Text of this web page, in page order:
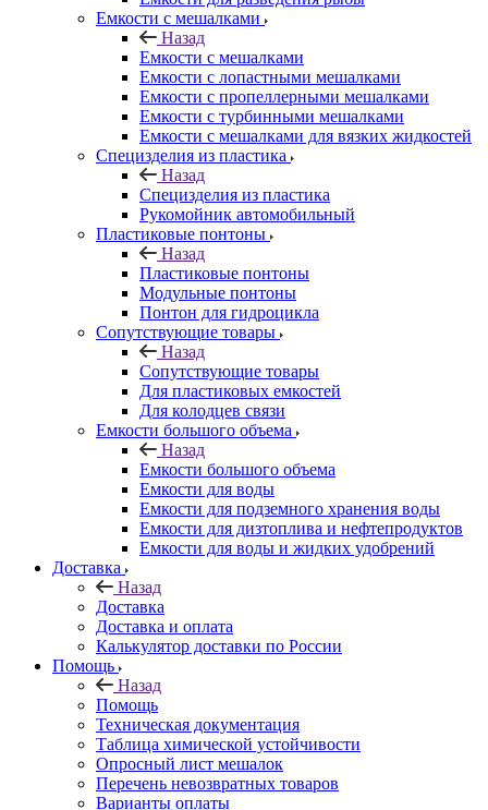
Емкости с мешалками
Назад
Емкости с мешалками
Емкости с лопастными мешалками
Емкости с пропеллерными мешалками
Емкости с турбинными мешалками
Емкости с мешалками для вязких жидкостей
Специзделия из пластика
Назад
Специзделия из пластика
Рукомойник автомобильный
Пластиковые понтоны
Назад
Пластиковые понтоны
Модульные понтоны
Понтон для гидроцикла
Сопутствующие товары
Назад
Сопутствующие товары
Для пластиковых емкостей
Для колодцев связи
Емкости большого объема
Назад
Емкости большого объема
Емкости для воды
Емкости для подземного хранения воды
Емкости для дизтоплива и нефтепродуктов
Емкости для воды и жидких удобрений
Доставка
Назад
Доставка
Доставка и оплата
Калькулятор доставки по России
Помощь
Назад
Помощь
Техническая документация
Таблица химической устойчивости
Опросный лист мешалок
Перечень невозвратных товаров
Варианты оплаты